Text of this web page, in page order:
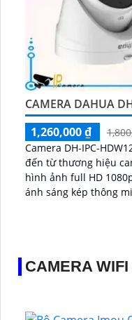
CAMERA DAHUA
1,260,000 ₫
Camera DH-IPC-
đến từ thương hiệu
hình ảnh full HD
ánh sáng kép thông
CAMERA